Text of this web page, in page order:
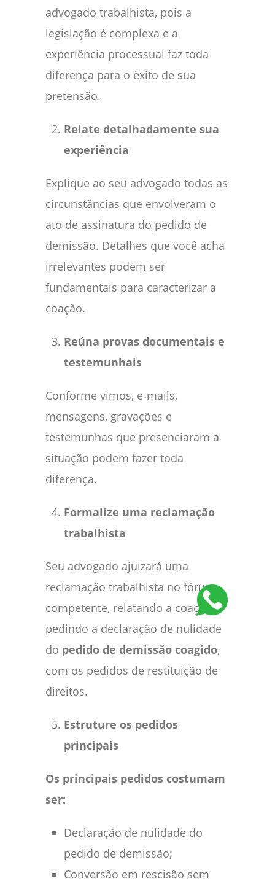
advogado trabalhista, pois a
legislação é complexa e a
experiência processual faz toda
diferença para o êxito de sua
pretensão.
Relate detalhadamente sua
experiência
Explique ao seu advogado todas as
circunstâncias que envolveram o
ato de assinatura do pedido de
demissão. Detalhes que você acha
irrelevantes podem ser
fundamentais para caracterizar a
coação.
Reúna provas documentais e
testemunhais
Conforme vimos, e‑mails,
mensagens, gravações e
testemunhas que presenciaram a
situação podem fazer toda
diferença.
Formalize uma reclamação
trabalhista
Seu advogado ajuizará uma
reclamação trabalhista no fórum
competente, relatando a coação e
pedindo a declaração de nulidade
do pedido de demissão coagido,
com os pedidos de restituição de
direitos.
Estruture os pedidos
principais
Os principais pedidos costumam
ser:
Declaração de nulidade do
pedido de demissão;
Conversão em rescisão sem